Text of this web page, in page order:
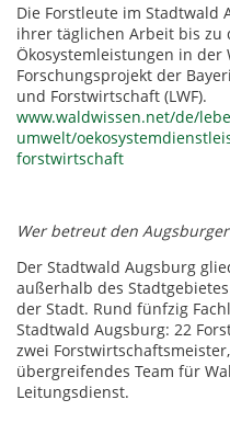
Die Forstleute im Stadtwald
ihrer täglichen Arbeit bis
Ökosystemleistungen in der
Forschungsprojekt der
und Forstwirtschaft (LWF).
www.waldwissen.net/de/
umwelt/
forstwirtschaft
Wer betreut den
Der Stadtwald Augsburg
außerhalb des
der Stadt. Rund fünfzig
Stadtwald Augsburg: 22
zwei
übergreifendes Team für
Leitungsdienst.